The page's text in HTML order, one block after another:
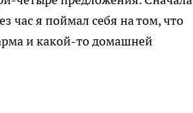
час я поймал себя на том, что
и какой-то домашней